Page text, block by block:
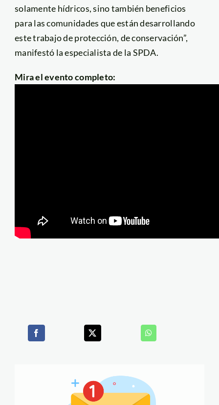
solamente hídricos, sino también beneficios
para las comunidades que están desarrollando
este trabajo de protección, de conservación”,
manifestó la especialista de la SPDA.
Mira el evento completo: